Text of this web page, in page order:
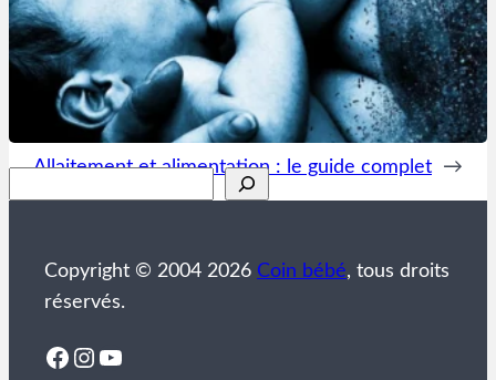
Allaitement et alimentation : le guide complet →
Copyright © 2004 2026 Coin bébé, tous droits
réservés.
Facebook
Instagram
YouTube